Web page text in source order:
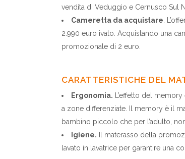
vendita di Veduggio e Cernusco Sul
Cameretta da acquistare .
2.990 euro ivato. Acquistando una
promozionale di 2 euro.
CARATTERISTICHE DEL
Ergonomia. L’effetto del
a zone differenziate. Il memory è il
bambino piccolo che per l’adulto,
Igiene. Il materasso della
lavato in lavatrice per garantire una